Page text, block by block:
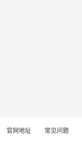
官网地址 常见问题